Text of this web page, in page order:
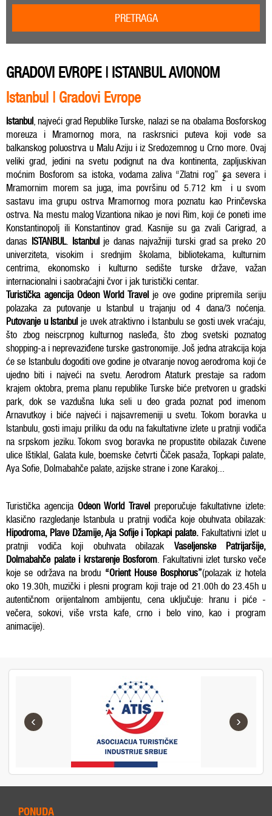
PRETRAGA
GRADOVI EVROPE | ISTANBUL AVIONOM
Istanbul | Gradovi Evrope
Istanbul, najveći grad Republike Turske, nalazi se na obalama Bosforskog
moreuza i Mramornog mora, na raskrsnici puteva koji vode sa
balkanskog poluostrva u Malu Aziju i iz Sredozemnog u Crno more. Ovaj
veliki grad, jedini na svetu podignut na dva kontinenta, zapljuskivan
moćnim Bosforom sa istoka, vodama zaliva “Zlatni rog” sa severa i
Mramornim morem sa juga, ima površinu od 5.712 km
2
i u svom
sastavu ima grupu ostrva Mramornog mora poznatu kao Prinčevska
ostrva. Na mestu malog Vizantiona nikao je novi Rim, koji će poneti ime
Konstantinopolj ili Konstantinov grad. Kasnije su ga zvali Carigrad, a
danas ISTANBUL. Istanbulje danas najvažniji turski grad sa preko 20
univerziteta, visokim i srednjim školama, bibliotekama, kulturnim
centrima, ekonomsko i kulturno sedište turske države, važan
internacionalni i saobraćajni čvor i jak turistički centar.
Turistička agencija Odeon World Travelje ove godine pripremila seriju
polazaka za putovanje u Istanbul u trajanju od 4 dana/3 noćenja.
Putovanje u Istanbul je uvek atraktivno i Istanbulu se gosti uvek vraćaju,
što zbog neiscrpnog kulturnog nasleđa, što zbog svetski poznatog
shopping-a i neprevaziđene turske gastronomije. Još jedna atrakcija koja
će se Istanbulu dogoditi ove godine je otvaranje novog aerodroma koji će
ujedno biti i najveći na svetu. Aerodrom Ataturk prestaje sa radom
krajem oktobra, prema planu republike Turske biće pretvoren u gradski
park, dok se vazdušna luka seli u deo grada poznat pod imenom
Arnavutkoy i biće najveći i najsavremeniji u svetu. Tokom boravka u
Istanbulu, gosti imaju priliku da odu na fakultativne izlete u pratnji vodiča
na srpskom jeziku. Tokom svog boravka ne propustite obilazak čuvene
ulice Ištiklal, Galata kule, boemske četvrti Čiček pasaža, Topkapi palate,
Aya Sofie, Dolmabahče palate, azijske strane i zone Karakoj...
Turistička agencijaOdeon World Travel preporučuje fakultativne izlete:
klasično razgledanje Istanbula u pratnji vodiča koje obuhvata obilazak:
Hipodroma, Plave Džamije, Aja Sofije i Topkapi palate. Fakultativni izlet u
pratnji vodiča koji obuhvata obilazak Vaseljenske Patrijaršije,
Dolmabahče palate i krstarenje Bosforom. Fakultativni izlet tursko veče
koje se održava na brodu “Orient House Bosphorus”(polazak iz hotela
oko 19.30h, muzički i plesni program koji traje od 21.00h do 23.45h u
autentičnom orijentalnom ambijentu, cena uključuje: hranu i piće -
večera, sokovi, više vrsta kafe, crno i belo vino, kao i program
animacije).
‹ ›
PONUDA